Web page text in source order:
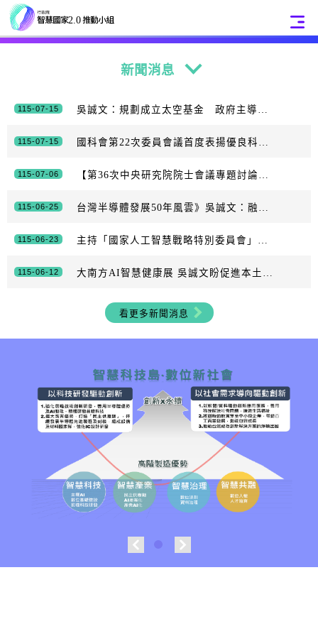
:::
新聞消息
115-07-15 吳誠文：規劃成立太空基金 政府主導引入民間投資
115-07-15 國科會第22次委員會議首度表揚優良科技計畫推動楷模、展現科技協助中小企業之成果及116年度科技預算規劃
115-07-06 【第36次中央研究院院士會議專題討論】打造具全球競爭力的科研與人才新局
115-06-25 台灣半導體發展50年風雲》吳誠文：融入國際 整合尖端科技創優勢
115-06-23 主持「國家人工智慧戰略特別委員會」首次會議 卓揆：積極建構主權AI 讓臺灣成為立基於自由民主價值的「AI良善應用典範」
115-06-12 大南方AI智慧健康展 吳誠文盼促進本土供應鏈服務民眾
看更多新聞消息